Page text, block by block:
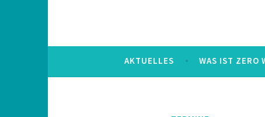
AKTUELLES WAS IST ZERO